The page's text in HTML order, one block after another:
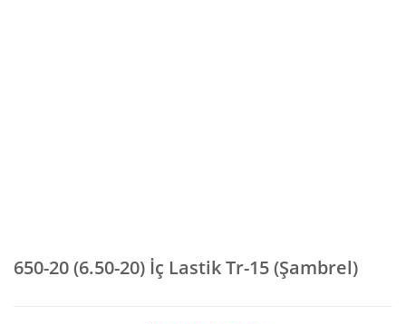
650-20 (6.50-20) İç Lastik Tr-15 (Şambrel)